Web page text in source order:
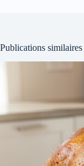
Publications similaires